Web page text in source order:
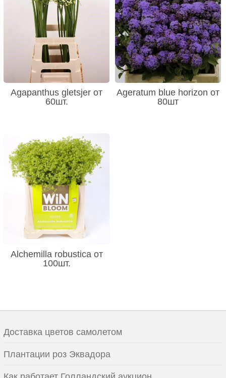
Agapanthus gletsjer от
60шт.
Ageratum blue horizon от
80шт
Alchemilla robustica от
100шт.
Доставка цветов самолетом
Плантации роз Эквадора